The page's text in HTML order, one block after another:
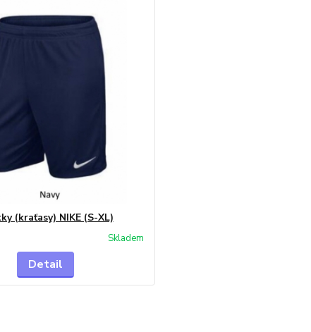
(kraťasy) NIKE (S-XL)
Skladem
Detail